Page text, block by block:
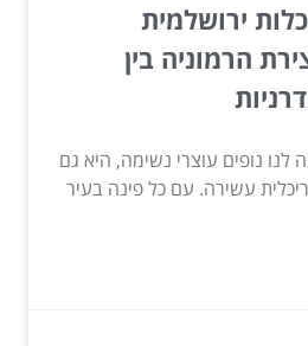
ירושלמית
הרמוניה בין
לנו נופים עוצרי נשימה, היא גם
עשירה. עם כל פינה בעיר